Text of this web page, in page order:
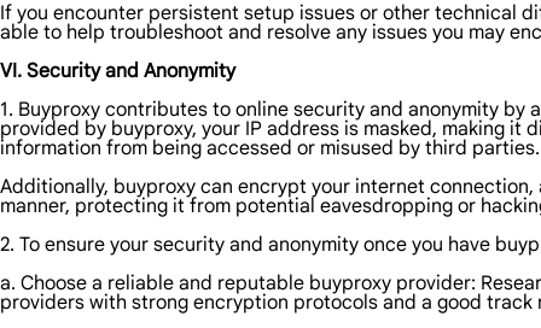
If you encounter persistent setup issues or other technical
able to help troubleshoot and resolve any issues you may
VI. Security and Anonymity
1. Buyproxy contributes to online security and anonymity by
provided by buyproxy, your IP address is masked, making
information from being accessed or misused by third parties.
Additionally, buyproxy can encrypt your internet
manner, protecting it from potential eavesdropping or
2. To ensure your security and anonymity once you have
a. Choose a reliable and reputable buyproxy provider:
providers with strong encryption protocols and a good